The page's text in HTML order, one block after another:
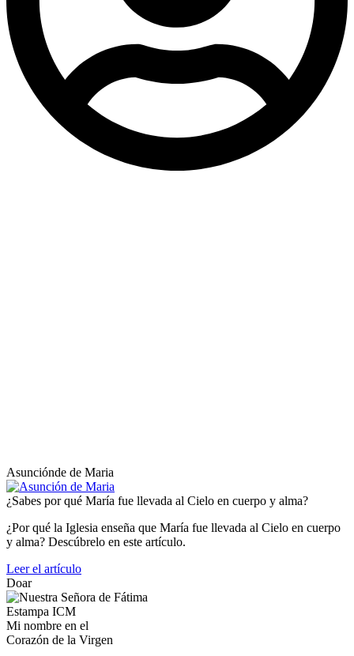
Asunciónde de Maria
¿Sabes por qué María fue llevada al Cielo en cuerpo y alma?
¿Por qué la Iglesia enseña que María fue llevada al Cielo en cuerpo
y alma? Descúbrelo en este artículo.
Leer el artículo
Doar
Estampa ICM
Mi nombre en el
Corazón de la Virgen